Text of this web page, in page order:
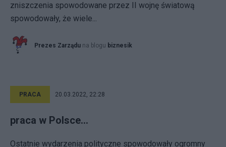
zniszczenia spowodowane przez II wojnę światową
spowodowały, że wiele...
Prezes Zarządu na blogu biznesik
PRACA 20.03.2022, 22:28
praca w Polsce...
Ostatnie wydarzenia polityczne spowodowały ogromny